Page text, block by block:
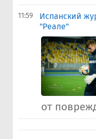
11:59
Испанский
"Реале"
от